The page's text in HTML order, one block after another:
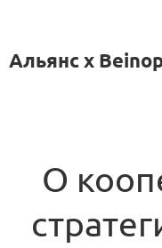
Альянс x
О